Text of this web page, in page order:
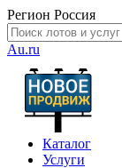
Регион Россия
Au.ru
Каталог
Услуги